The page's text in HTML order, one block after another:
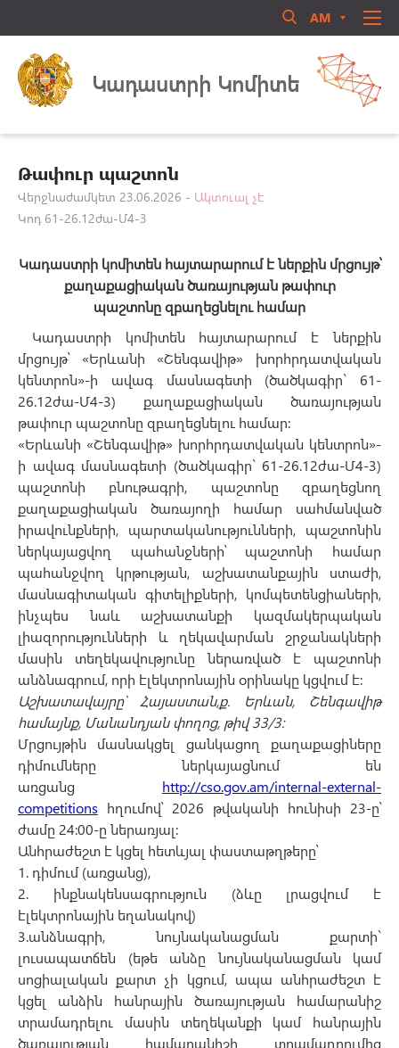
AM
Կադաստրի Կոմիտե
ՏԵՂԵԿԱՏՈՒ
ԳՈՐԾՈՒՆԵՈՒԹՅՈՒՆ
ՀԱՍԱՐԱԿԱԿԱՆ ԽՈՐՀՈՒՐԴ
ԿԱՊ ՄԵԶ ՀԵՏ
Թափուր պաշտոն
Վերջնաժամկետ 23.06.2026 - Ակտուալ չէ
Կոդ 61-26.12ժա-Մ4-3
Կադաստրի կոմիտեն հայտարարում է ներքին մրցույթ՝
քաղաքացիական ծառայության թափուր
պաշտոնըզբաղեցնելու համար
Կադաստրի կոմիտեն հայտարարում է ներքին
մրցույթ՝ «Երևանի «Շենգավիթ» խորհրդատվական
կենտրոն»-ի ավագ մասնագետի (ծածկագիր` 61-
26.12ժա-Մ4-3) քաղաքացիական ծառայության
թափուր պաշտոնը զբաղեցնելու համար:
«Երևանի «Շենգավիթ» խորհրդատվական կենտրոն»-
ի ավագ մասնագետի (ծածկագիր` 61-26.12ժա-Մ4-3)
պաշտոնի բնութագրի, պաշտոնը զբաղեցնող
քաղաքացիական ծառայողի համար սահմանված
իրավունքների, պարտականությունների, պաշտոնին
ներկայացվող պահանջների՝ պաշտոնի համար
պահանջվող կրթության, աշխատանքային ստաժի,
մասնագիտական գիտելիքների, կոմպետենցիաների,
ինչպես նաև աշխատանքի կազմակերպական
լիազորությունների և ղեկավարման շրջանակների
մասին տեղեկավությունը ներառված է պաշտոնի
անձնագրում, որի էլեկտրոնային օրինակը կցվում է:
Աշխատավայրը՝ Հայաստան,ք. Երևան, Շենգավիթ
համայնք, Մանանդյան փողոց, թիվ 33/3:
Մրցույթին մասնակցել ցանկացող քաղաքացիները
դիմումները ներկայացնում են
առցանց http://cso.gov.am/internal-external-
competitions հղումով՝ 2026 թվականի հունիսի 23-ը՝
ժամը 24:00-ը ներառյալ:
Անհրաժեշտ է կցել հետևյալ փաստաթղթերը՝
1. դիմում (առցանց),
2. ինքնակենսագրություն (ձևը լրացվում է
էլեկտրոնային եղանակով)
3.անձնագրի, նույնականացման քարտի`
լուսապատճեն (եթե անձը նույնականացման կամ
սոցիալական քարտ չի կցում, ապա անհրաժեշտ է
կցել անձին հանրային ծառայության համարանիշ
տրամադրելու մասին տեղեկանքի կամ հանրային
ծառայության համարանիշի տրամադրումից
Մուտք համակարգ
Login